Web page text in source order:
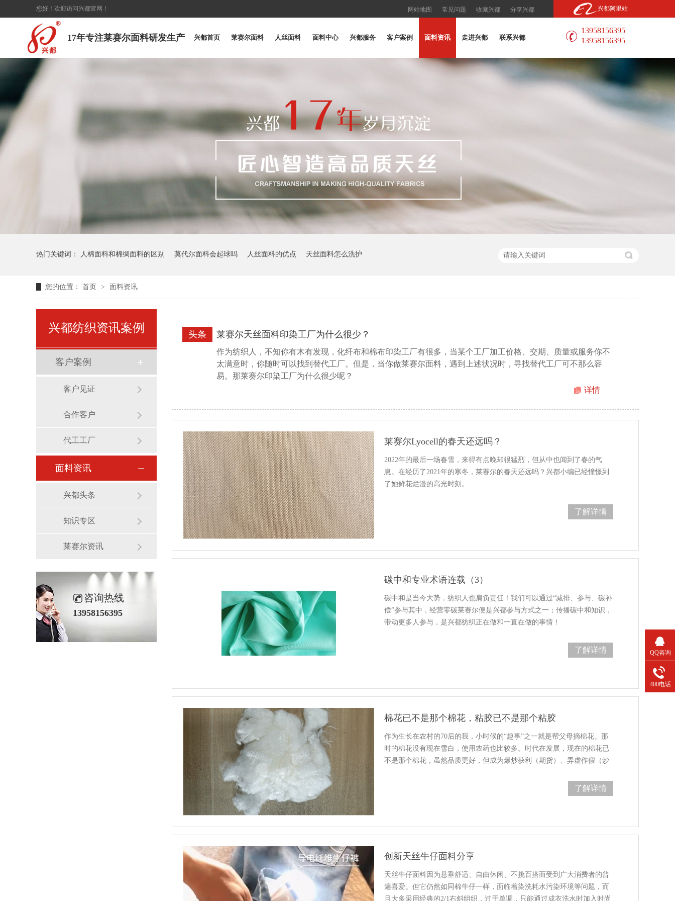
兴都阿里站
您好！欢迎访问兴都官网！ 网站地图 常见问题 收藏兴都 分享兴都
17年专注莱赛尔面料研发生产 兴都首页 莱赛尔面料 人丝面料 面料中心 兴都服务 客户案例 面料资讯 走进兴都 联系兴都
13958156395
13958156395
热门关键词： 人棉面料和棉绸面料的区别 莫代尔面料会起球吗 人丝面料的优点 天丝面料怎么洗护
您的位置： 首页 > 面料资讯
莱赛尔天丝面料印染工厂为什么很少？
头条
作为纺织人，不知你有木有发现，化纤布和棉布印染工厂有很多，当某个工厂加工价格、交期、质量或服务你不
太满意时，你随时可以找到替代工厂。但是，当你做莱赛尔面料，遇到上述状况时，寻找替代工厂可不那么容
易。那莱赛尔印染工厂为什么很少呢？
详情
莱赛尔Lyocell的春天还远吗？
2022年的最后一场春雪，来得有点晚却很猛烈，但从中也闻到了春的气
息。在经历了2021年的寒冬，莱赛尔的春天还远吗？兴都小编已经憧憬到
了她鲜花烂漫的高光时刻。
了解详情
碳中和专业术语连载（3）
碳中和是当今大势，纺织人也肩负责任！我们可以通过“减排、参与、碳补
偿”参与其中，经营零碳莱赛尔便是兴都参与方式之一；传播碳中和知识，
带动更多人参与，是兴都纺织正在做和一直在做的事情！
了解详情
棉花已不是那个棉花，粘胶已不是那个粘胶
作为生长在农村的70后的我，小时候的“趣事”之一就是帮父母摘棉花。那
时的棉花没有现在雪白，使用农药也比较多。时代在发展，现在的棉花已
不是那个棉花，虽然品质更好，但成为爆炒获利（期货）、弄虚作假（炒
了解详情
创新天丝牛仔面料分享
天丝牛仔面料因为悬垂舒适、自由休闲、不挑百搭而受到广大消费者的普
遍喜爱。但它仍然如同棉牛仔一样，面临着染洗耗水污染环境等问题，而
且大多采用经典的2/1右斜组织，过于单调，只能通过成衣洗水时加入时尚
兴都纺织资讯案例
客户案例
客户见证
合作客户
代工工厂
面料资讯
兴都头条
知识专区
莱赛尔资讯
咨询热线
13958156395
QQ咨询
400电话